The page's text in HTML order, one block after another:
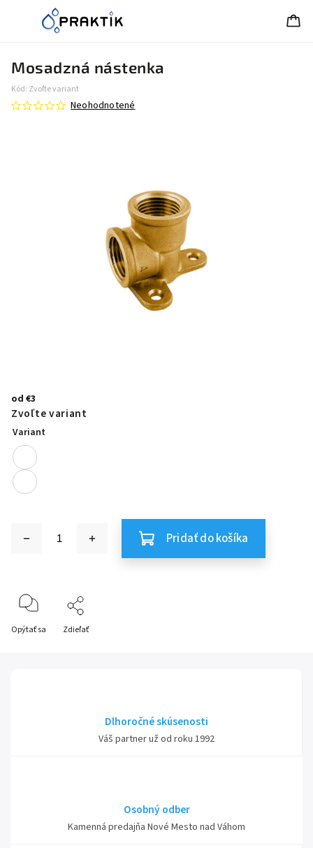
Mosadzná nástenka
Kód: Zvoľte variant
Neohodnotené
od €3
Zvoľte variant
Variant
Pridať do košíka
Opýtať sa Zdieľať
Dlhoročné skúsenosti
Váš partner už od roku 1992
Osobný odber
Kamenná predajňa Nové Mesto nad Váhom